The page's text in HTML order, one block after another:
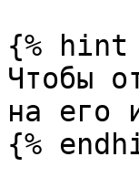
{%
Чтобы
на его
{%